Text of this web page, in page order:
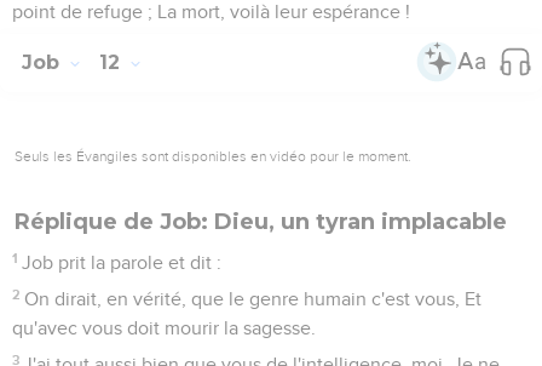
point de refuge ; La mort, voilà leur espérance !
Job 12
Seuls les Évangiles sont disponibles en vidéo pour le moment.
Réplique de Job: Dieu, un tyran implacable
1 Job prit la parole et dit :
2 On dirait, en vérité, que le genre humain c'est vous, Et
qu'avec vous doit mourir la sagesse.
3